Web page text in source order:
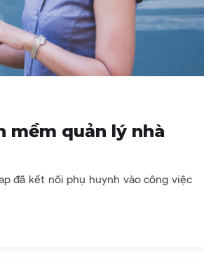
mềm quản lý nhà
đã kết nối phụ huynh vào công việc